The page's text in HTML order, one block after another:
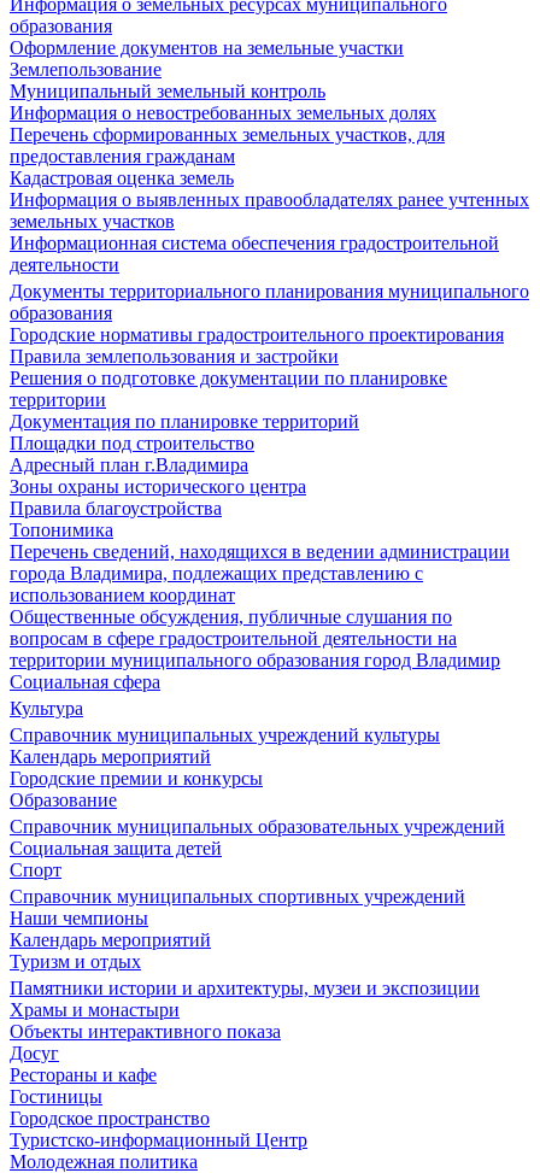
Информация о земельных ресурсах муниципального
образования
Оформление документов на земельные участки
Землепользование
Муниципальный земельный контроль
Информация о невостребованных земельных долях
Перечень сформированных земельных участков, для
предоставления гражданам
Кадастровая оценка земель
Информация о выявленных правообладателях ранее учтенных
земельных участков
Информационная система обеспечения градостроительной
деятельности
Документы территориального планирования муниципального
образования
Городские нормативы градостроительного проектирования
Правила землепользования и застройки
Решения о подготовке документации по планировке
территории
Документация по планировке территорий
Площадки под строительство
Адресный план г.Владимира
Зоны охраны исторического центра
Правила благоустройства
Топонимика
Перечень сведений, находящихся в ведении администрации
города Владимира, подлежащих представлению с
использованием координат
Общественные обсуждения, публичные слушания по
вопросам в сфере градостроительной деятельности на
территории муниципального образования город Владимир
Социальная сфера
Культура
Справочник муниципальных учреждений культуры
Календарь мероприятий
Городские премии и конкурсы
Образование
Справочник муниципальных образовательных учреждений
Социальная защита детей
Спорт
Справочник муниципальных спортивных учреждений
Наши чемпионы
Календарь мероприятий
Туризм и отдых
Памятники истории и архитектуры, музеи и экспозиции
Храмы и монастыри
Объекты интерактивного показа
Досуг
Рестораны и кафе
Гостиницы
Городское пространство
Туристско-информационный Центр
Молодежная политика